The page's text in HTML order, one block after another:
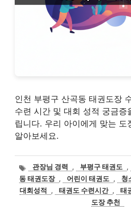
인천 부평구 산곡동 태권도장
수련 시간 및 대회 성적 궁금증
립니다. 우리 아이에게 맞는 도
알아보세요.
태
그
관장님 경력 , 부평구 태권도 ,
동 태권도장 , 어린이 태권도 , 청
대회성적
, 태권도 수련시간 , 태
도장 추천